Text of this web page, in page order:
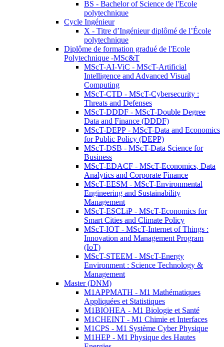
BS - Bachelor of Science de l'Ecole
polytechnique
Cycle Ingénieur
X - Titre d’Ingénieur diplômé de l’École
polytechnique
Diplôme de formation gradué de l'Ecole
Polytechnique -MSc&T
MScT-AI-ViC - MScT-Artificial
Intelligence and Advanced Visual
Computing
MScT-CTD - MScT-Cybersecurity :
Threats and Defenses
MScT-DDDF - MScT-Double Degree
Data and Finance (DDDF)
MScT-DEPP - MScT-Data and Economics
for Public Policy (DEPP)
MScT-DSB - MScT-Data Science for
Business
MScT-EDACF - MScT-Economics, Data
Analytics and Corporate Finance
MScT-EESM - MScT-Environmental
Engineering and Sustainability
Management
MScT-ESCLiP - MScT-Economics for
Smart Cities and Climate Policy
MScT-IOT - MScT-Internet of Things :
Innovation and Management Program
(IoT)
MScT-STEEM - MScT-Energy
Environment : Science Technology &
Management
Master (DNM)
M1APPMATH - M1 Mathématiques
Appliquées et Statistiques
M1BIOHEA - M1 Biologie et Santé
M1CHEINT - M1 Chimie et Interfaces
M1CPS - M1 Système Cyber Physique
M1HEP - M1 Physique des Hautes